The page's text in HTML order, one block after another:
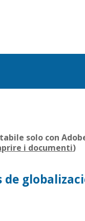
solo con
i documenti)